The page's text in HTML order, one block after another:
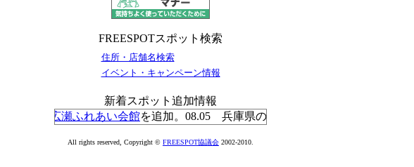
FREESPOTスポット検索
住所・店舗名検索
イベント・キャンペーン情報
新着スポット追加情報
姫路市立広瀬ふれあい会館を追加。08.05 兵庫県の姫路市立総高木合センター (3階)
All rights reserved, Copyright © FREESPOT協議会 2002-2010.